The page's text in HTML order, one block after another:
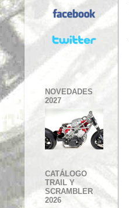
NOVEDADES
2027
CATÁLOGO
TRAIL Y
SCRAMBLER
2026